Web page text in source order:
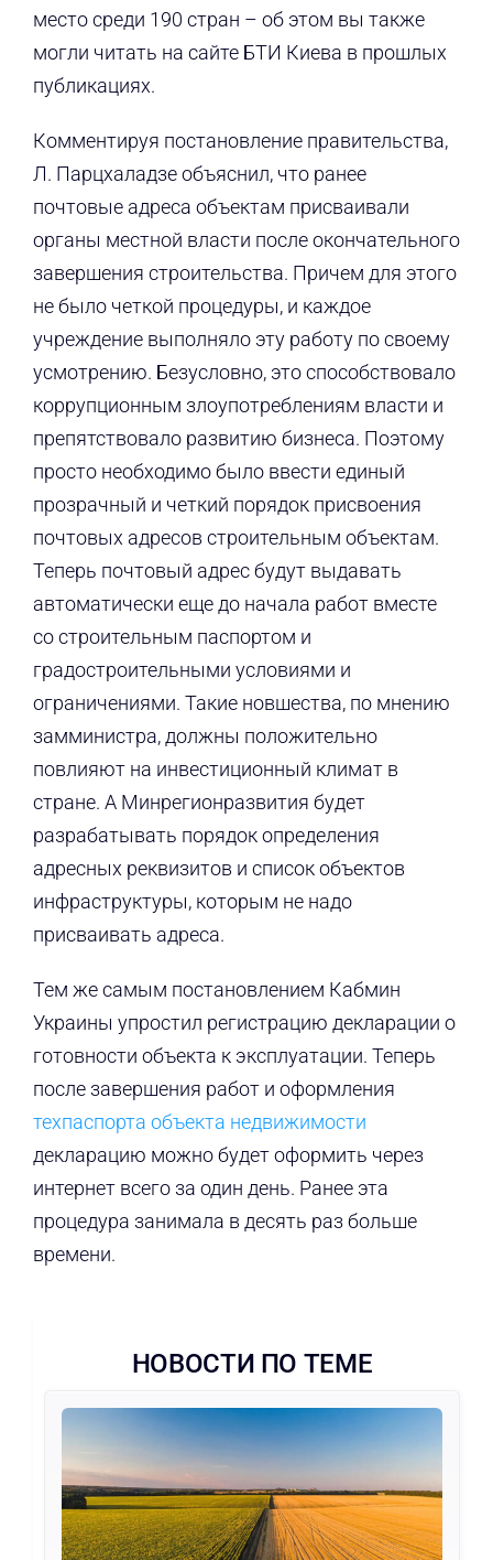
место среди 190 стран – об этом вы также
могли читать на сайте БТИ Киева в прошлых
публикациях.
Комментируя постановление правительства,
Л. Парцхаладзе объяснил, что ранее
почтовые адреса объектам присваивали
органы местной власти после окончательного
завершения строительства. Причем для этого
не было четкой процедуры, и каждое
учреждение выполняло эту работу по своему
усмотрению. Безусловно, это способствовало
коррупционным злоупотреблениям власти и
препятствовало развитию бизнеса. Поэтому
просто необходимо было ввести единый
прозрачный и четкий порядок присвоения
почтовых адресов строительным объектам.
Теперь почтовый адрес будут выдавать
автоматически еще до начала работ вместе
со строительным паспортом и
градостроительными условиями и
ограничениями. Такие новшества, по мнению
замминистра, должны положительно
повлияют на инвестиционный климат в
стране. А Минрегионразвития будет
разрабатывать порядок определения
адресных реквизитов и список объектов
инфраструктуры, которым не надо
присваивать адреса.
Тем же самым постановлением Кабмин
Украины упростил регистрацию декларации о
готовности объекта к эксплуатации. Теперь
после завершения работ и оформления
техпаспорта объекта недвижимости
декларацию можно будет оформить через
интернет всего за один день. Ранее эта
процедура занимала в десять раз больше
времени.
НОВОСТИ ПО ТЕМЕ